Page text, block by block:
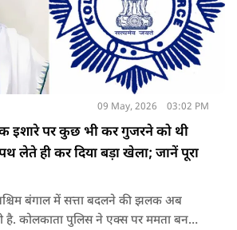
09 May, 2026 03:02 PM
इशारे पर कुछ भी कर गुजरने को थी
लेते ही कर दिया बड़ा खेला; जानें पूरा
बंगाल में सत्ता बदलने की झलक अब
है. कोलकाता पुलिस ने एक्स पर ममता बनर्जी